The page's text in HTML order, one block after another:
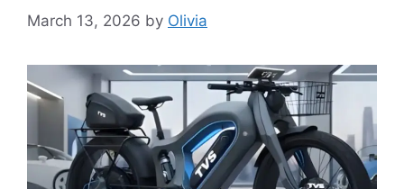
March 13, 2026 by Olivia